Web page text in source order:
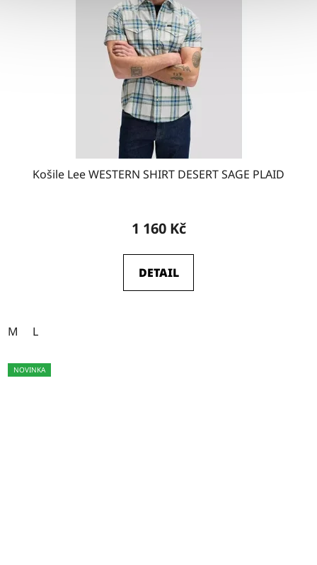
Košile Lee WESTERN SHIRT DESERT SAGE PLAID
1 160 Kč
DETAIL
M L
NOVINKA